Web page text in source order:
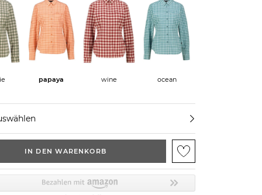
papaya wine ocean
IN DEN WARENKORB